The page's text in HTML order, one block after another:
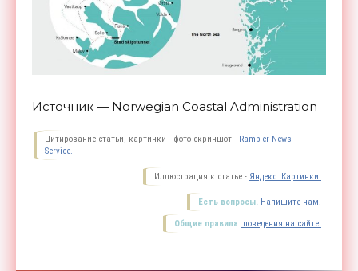
Источник — Norwegian Coastal Administration
Цитирование статьи, картинки - фото скриншот - Rambler News
Service.
Иллюстрация к статье - Яндекс. Картинки.
Есть вопросы. Напишите нам.
Общие правила поведения на сайте.